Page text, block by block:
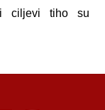
ciljevi tiho su